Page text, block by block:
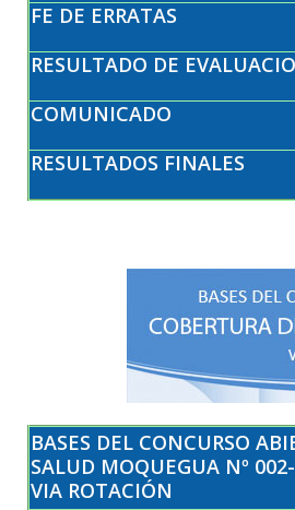
FE DE ERRATAS
RESULTADO DE
COMUNICADO
RESULTADOS FINALES
BASES DEL CONCURSO
SALUD MOQUEGUA Nº
VIA ROTACIÓN